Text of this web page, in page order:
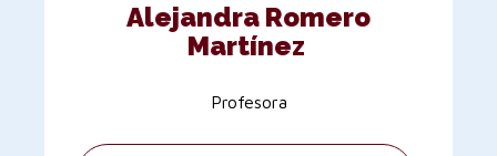
Alejandra Romero
Martínez
Profesora